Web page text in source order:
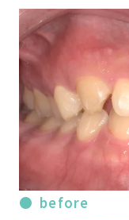
before